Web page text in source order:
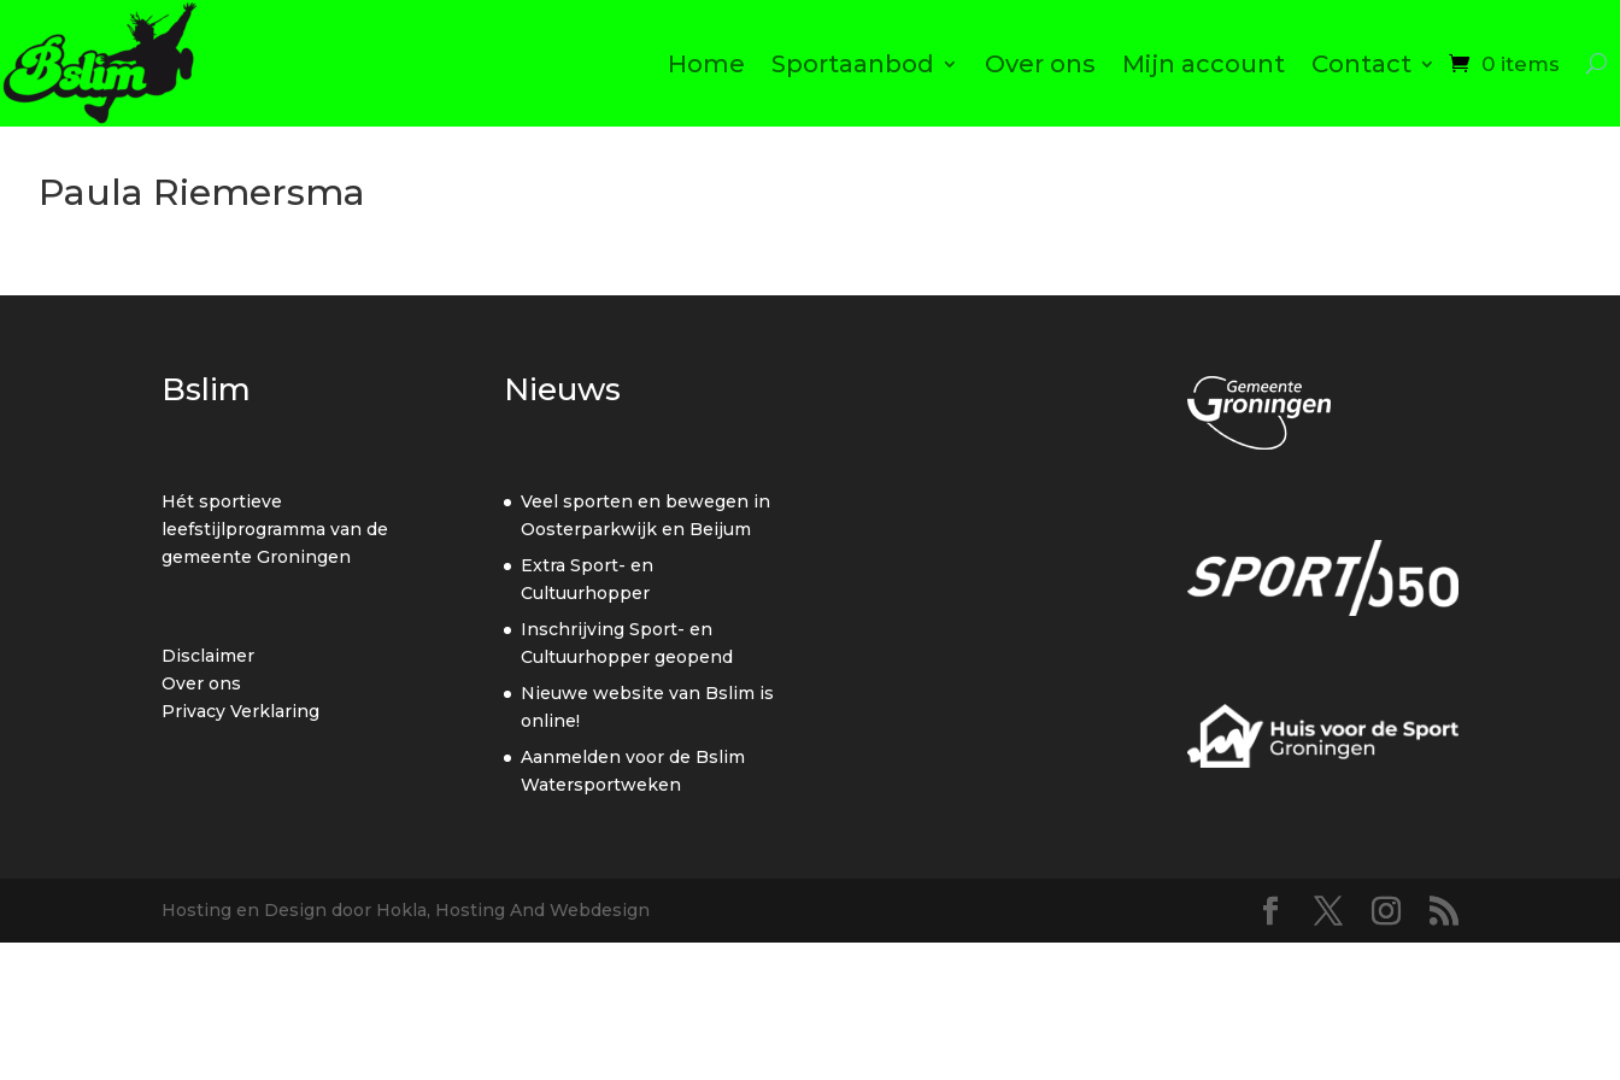
Home Sportaanbod Over ons Mijn account Contact 0 items
Paula Riemersma
Bslim
Hét sportieve
leefstijlprogramma van de
gemeente Groningen
Disclaimer
Over ons
Privacy Verklaring
Nieuws
Veel sporten en bewegen in
Oosterparkwijk en Beijum
Extra Sport- en
Cultuurhopper
Inschrijving Sport- en
Cultuurhopper geopend
Nieuwe website van Bslim is
online!
Aanmelden voor de Bslim
Watersportweken
Hosting en Design door Hokla, Hosting And Webdesign